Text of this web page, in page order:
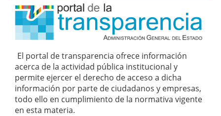
El portal de transparencia ofrece información
acerca de la actividad pública institucional y
permite ejercer el derecho de acceso a dicha
información por parte de ciudadanos y empresas,
todo ello en cumplimiento de la normativa vigente
en esta materia.